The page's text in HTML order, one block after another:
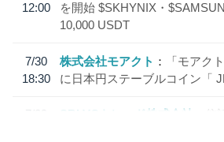
12:00
を開始 $SKHYNIX・
10,000 USDT
7/30
18:30
株式会社モアクト
「モアク
に日本円ステーブルコイン「
7/29
SBI VCトレード株式会社